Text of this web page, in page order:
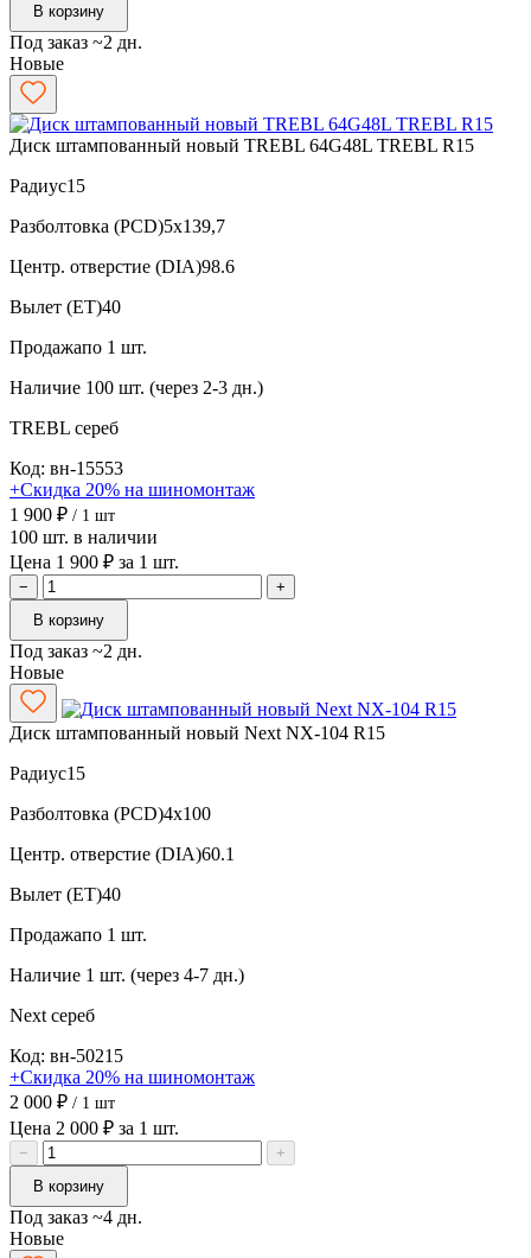
В корзину
Под заказ ~2 дн.
Новые
Диск штампованный новый TREBL 64G48L TREBL R15
Радиус15
Разболтовка (PCD)5x139,7
Центр. отверстие (DIA)98.6
Вылет (ET)40
Продажапо 1 шт.
Наличие 100 шт. (через 2-3 дн.)
TREBL сереб
Код: вн-15553
+Скидка 20% на шиномонтаж
1 900 ₽ / 1 шт
100 шт. в наличии
Цена 1 900 ₽ за 1 шт.
−
+
В корзину
Под заказ ~2 дн.
Новые
Диск штампованный новый Next NX-104 R15
Радиус15
Разболтовка (PCD)4x100
Центр. отверстие (DIA)60.1
Вылет (ET)40
Продажапо 1 шт.
Наличие 1 шт. (через 4-7 дн.)
Next сереб
Код: вн-50215
+Скидка 20% на шиномонтаж
2 000 ₽ / 1 шт
Цена 2 000 ₽ за 1 шт.
−
+
В корзину
Под заказ ~4 дн.
Новые